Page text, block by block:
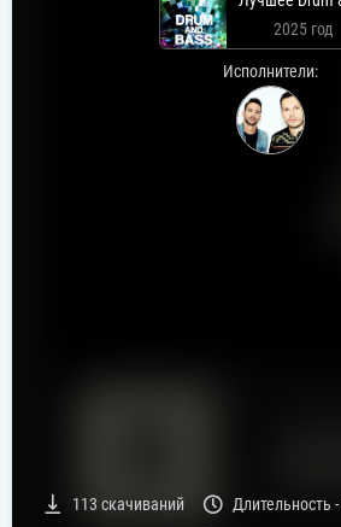
2025 год
Исполнители:
113 скачиваний Длительность -